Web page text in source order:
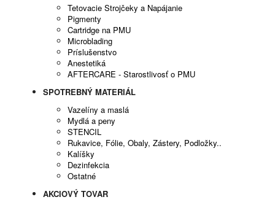
Tetovacie Strojčeky a Napájanie
Pigmenty
Cartridge na PMU
Microblading
Príslušenstvo
Anestetiká
AFTERCARE - Starostlivosť o PMU
SPOTREBNÝ MATERIÁL
Vazelíny a maslá
Mydlá a peny
STENCIL
Rukavice, Fólie, Obaly, Zástery, Podložky..
Kalíšky
Dezinfekcia
Ostatné
AKCIOVÝ TOVAR